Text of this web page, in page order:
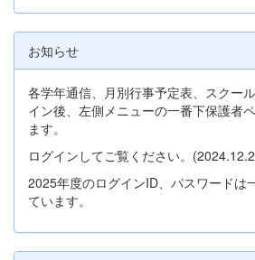
お知らせ
各学年通信、月別行事予定表、スクー
イン後、左側メニューの一番下保護者
ます。
ログインしてご覧ください。
2025年度のログインID、パスワードは
ています。